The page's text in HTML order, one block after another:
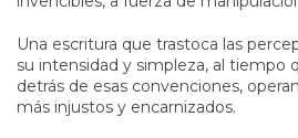
Una escritura que trastoca las
su intensidad y simpleza, al tiempo
detrás de esas convenciones,
más injustos y encarnizados.